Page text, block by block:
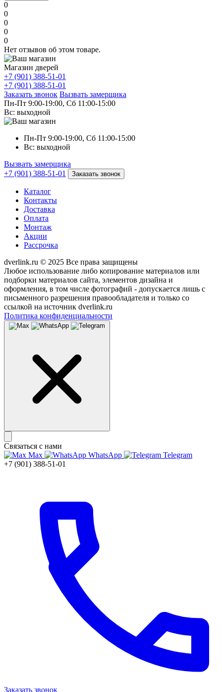
0
0
0
0
0
Нет отзывов об этом товаре.
Магазин дверей
+7 (901) 388-51-01
+7 (901) 388-51-01
Заказать звонок Вызвать замерщика
Пн-Пт 9:00-19:00, Сб 11:00-15:00
Вс: выходной
Пн-Пт 9:00-19:00, Сб 11:00-15:00
Вс: выходной
Вызвать замерщика
+7 (901) 388-51-01
Заказать звонок
Каталог
Контакты
Доставка
Оплата
Монтаж
Акции
Рассрочка
dverlink.ru © 2025 Все права защищены
Любое использование либо копирование материалов или
подборки материалов сайта, элементов дизайна и
оформления, в том числе фотографий - допускается лишь с
письменного разрешения правообладателя и только со
ссылкой на источник dverlink.ru
Политика конфиденциальности
Связаться с нами
Max
WhatsApp
Telegram
+7 (901) 388-51-01
Заказать звонок